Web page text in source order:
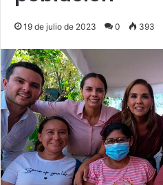
19 de julio de 2023 0 393